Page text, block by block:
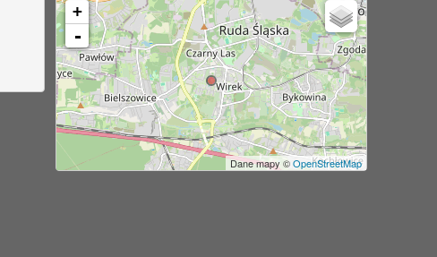
+
-
Dane mapy ©OpenStreetMap